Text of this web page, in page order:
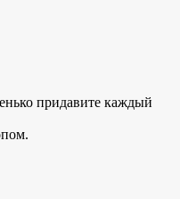
придавите каждый